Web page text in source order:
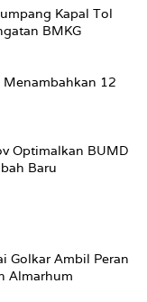
Kapal Tol
BMKG
Menambahkan 12
Optimalkan BUMD
Baru
Golkar Ambil Peran
Almarhum